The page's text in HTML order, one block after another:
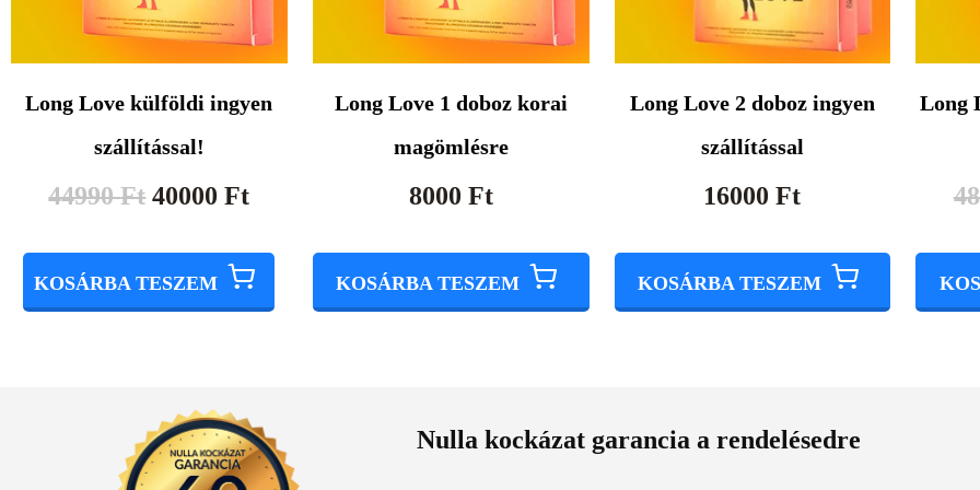
Long Love külföldi ingyen
szállítással!
44990Ft 40000Ft
KOSÁRBA TESZEM
Long Love 1 doboz korai
magömlésre
8000 Ft
KOSÁRBA TESZEM
Long Love 2 doboz ingyen
szállítással
16000Ft
KOSÁRBA TESZEM
Long
Nulla kockázat garancia a rendelésedre